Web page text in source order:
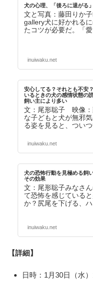
犬の心理、「後ろに退がる
文と写真：藤田りか
gallery犬に好かれる
たコツが必要だ。「
inuiwaku.net
安心してる？それとも不安
いるときの犬の感情状態の
飼い主により多い
文：尾形聡子 映像：
な子どもと犬が無邪
る姿を見ると、つい
な子どもとの接触を…
inuiwaku.net
犬の恐怖行動を見極める飼
その効果
文：尾形聡子みなさ
て恐怖を感じている
か？尻尾を下げる、
inuiwaku.net
【詳細】
日時：1月30日（水